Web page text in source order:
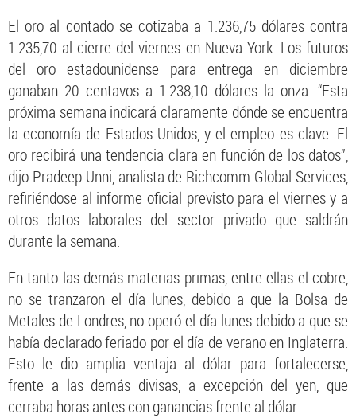
El oro al contado se cotizaba a 1.236,75 dólares contra
1.235,70 al cierre del viernes en Nueva York. Los futuros
del oro estadounidense para entrega en diciembre
ganaban 20 centavos a 1.238,10 dólares la onza. “Esta
próxima semana indicará claramente dónde se encuentra
la economía de Estados Unidos, y el empleo es clave. El
oro recibirá una tendencia clara en función de los datos”,
dijo Pradeep Unni, analista de Richcomm Global Services,
refiriéndose al informe oficial previsto para el viernes y a
otros datos laborales del sector privado que saldrán
durante la semana.
En tanto las demás materias primas, entre ellas el cobre,
no se tranzaron el día lunes, debido a que la Bolsa de
Metales de Londres, no operó el día lunes debido a que se
había declarado feriado por el día de verano en Inglaterra.
Esto le dio amplia ventaja al dólar para fortalecerse,
frente a las demás divisas, a excepción del yen, que
cerraba horas antes con ganancias frente al dólar.